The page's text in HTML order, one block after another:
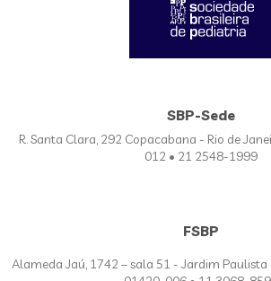
SBP-Sede
R. Santa Clara, 292 Copacabana - Rio de
012 • 21 2548-1999
FSBP
Alameda Jaú, 1742 – sala 51 - Jardim Paulista